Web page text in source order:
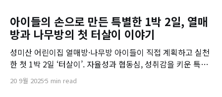
아이들의 손으로 만든 특별한 1박 2일, 열매
방과 나무방의 첫 터살이 이야기
성미산 어린이집 열매방·나무방 아이들이 직접 계획하고 실천
한 첫 1박 2일 ‘터살이’. 자율성과 협동심, 성취감을 키운 특별
한 성장 이야기를 전합니다.
20 9월 20255 min read